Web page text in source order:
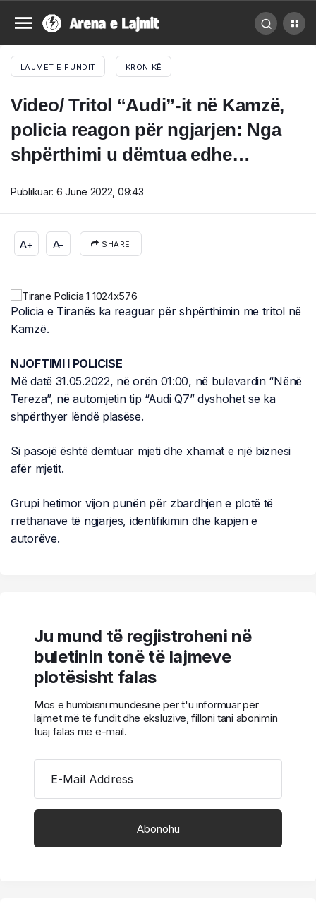
LAJMET E FUNDIT KRONIKË
Video/ Tritol “Audi”-it në Kamzë,
policia reagon për ngjarjen: Nga
shpërthimi u dëmtua edhe…
Publikuar: 6 June 2022, 09:43
A+ A- SHARE
Policia e Tiranës ka reaguar për shpërthimin me tritol në
Kamzë.
NJOFTIMI I POLICISE
Më datë 31.05.2022, në orën 01:00, në bulevardin “Nënë
Tereza”, në automjetin tip “Audi Q7” dyshohet se ka
shpërthyer lëndë plasëse.
Si pasojë është dëmtuar mjeti dhe xhamat e një biznesi
afër mjetit.
Grupi hetimor vijon punën për zbardhjen e plotë të
rrethanave të ngjarjes, identifikimin dhe kapjen e
autorëve.
Ju mund të regjistroheni në
buletinin tonë të lajmeve
plotësisht falas
Mos e humbisni mundësinë për t'u informuar për
lajmet më të fundit dhe eksluzive, filloni tani abonimin
tuaj falas me e-mail.
E-Mail Address